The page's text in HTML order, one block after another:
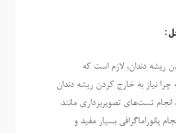
ریشه دندان، لازم است که
نیاز به خارج کردن ریشه دندان
انجام تست‌های تصویربرداری مانند
پانوراماگرافی بسیار مفید و